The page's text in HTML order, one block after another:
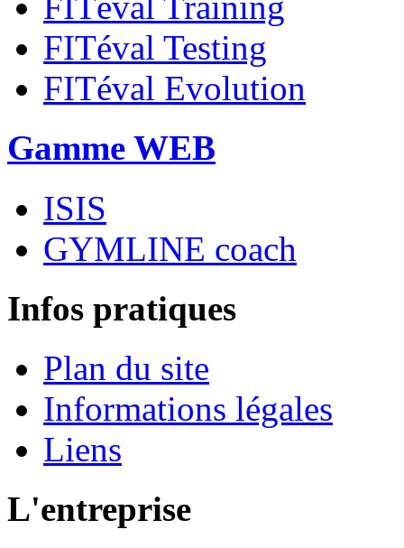
FITéval Testing
FITéval Evolution
Gamme WEB
ISIS
GYMLINE coach
Infos pratiques
Plan du site
Informations légales
Liens
L'entreprise